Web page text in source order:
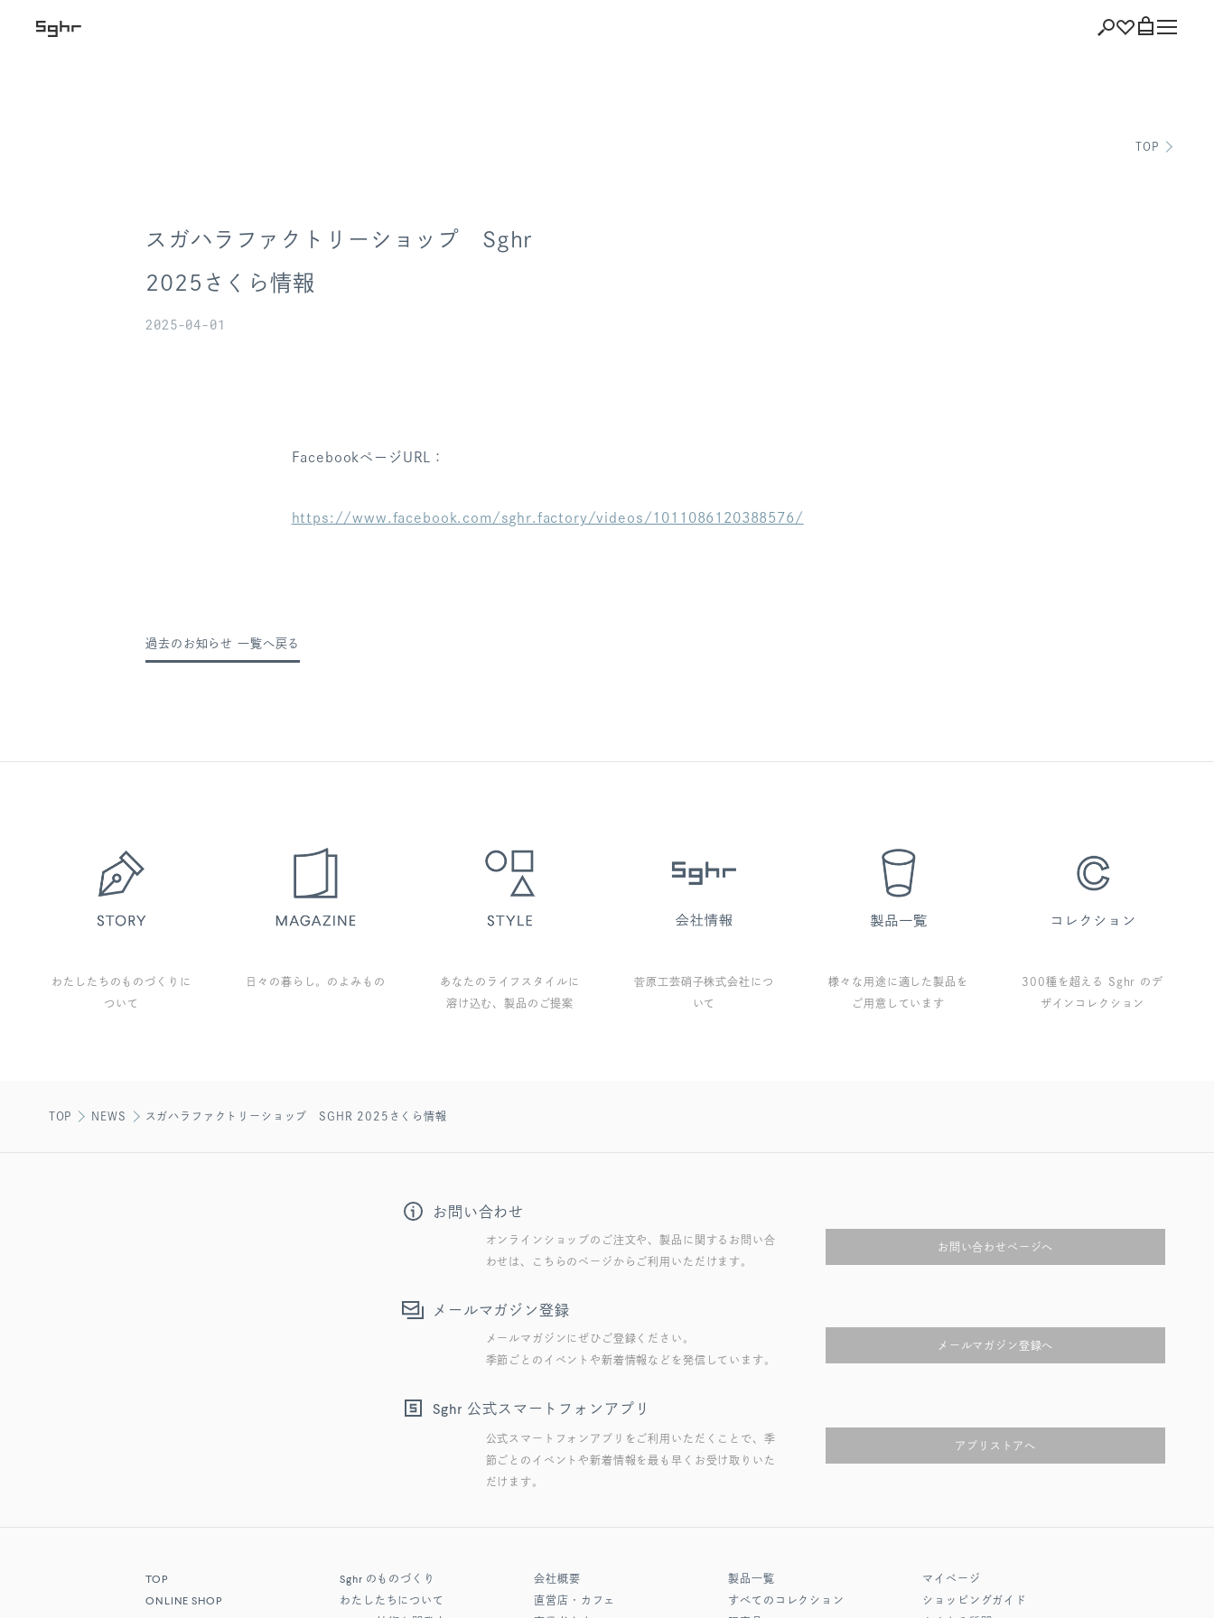
ショッピング
TOP
スガハラファクトリーショップ Sghr
2025さくら情報
2025-04-01
FacebookページURL：
https://www.facebook.com/sghr.factory/videos/1011086120388576/
過去のお知らせ 一覧へ戻る
わたしたちのものづくりに
ついて
日々の暮らし。のよみもの
あなたのライフスタイルに
溶け込む、製品のご提案
菅原工芸硝子株式会社につ
いて
様々な用途に適した製品を
ご用意しています
300種を超える Sghr のデ
ザインコレクション
TOP NEWS スガハラファクトリーショップ SGHR 2025さくら情報
お問い合わせ
オンラインショップのご注文や、製品に関するお問い合
わせは、こちらのページからご利用いただけます。
お問い合わせページへ
メールマガジン登録
メールマガジンにぜひご登録ください。
季節ごとのイベントや新着情報などを発信しています。
メールマガジン登録へ
Sghr 公式スマートフォンアプリ
公式スマートフォンアプリをご利用いただくことで、季
節ごとのイベントや新着情報を最も早くお受け取りいた
だけます。
アプリストアへ
TOP
ONLINE SHOP
Sghr のものづくり
わたしたちについて
会社概要
直営店・カフェ
製品一覧
すべてのコレクション
マイページ
ショッピングガイド